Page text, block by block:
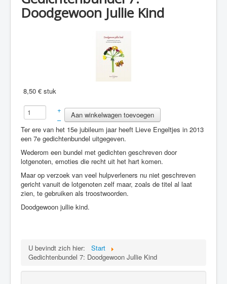
Contact
Doodgewoon Jullie Kind
8,50 € stuk
+
–
Ter ere van het 15e jubileum jaar heeft Lieve Engeltjes in 2013
een 7e gedichtenbundel uitgegeven.
Wederom een bundel met gedichten geschreven door
lotgenoten, emoties die recht uit het hart komen.
Maar op verzoek van veel hulpverleners nu niet geschreven
gericht vanuit de lotgenoten zelf maar, zoals de titel al laat
zien, te gebruiken als troostwoorden.
Doodgewoon jullie kind.
U bevindt zich hier:
Start
Gedichtenbundel 7: Doodgewoon Jullie Kind